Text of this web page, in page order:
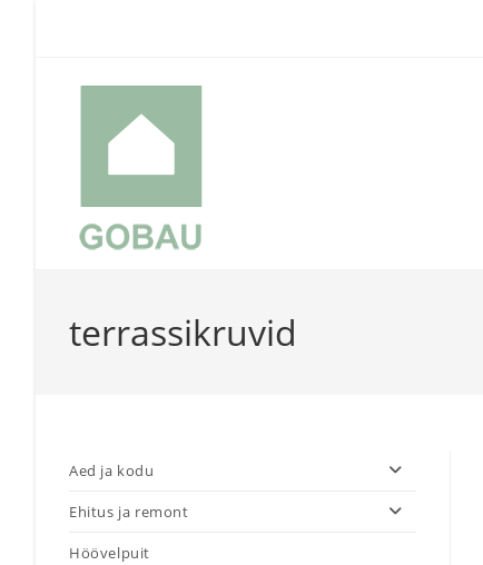
terrassikruvid
Aed ja kodu
Ehitus ja remont
Höövelpuit